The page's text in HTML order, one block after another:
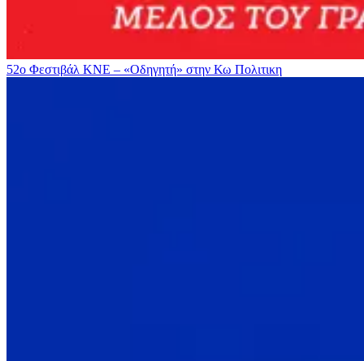
52ο Φεστιβάλ ΚΝΕ – «Οδηγητή» στην Κω Πολιτικη